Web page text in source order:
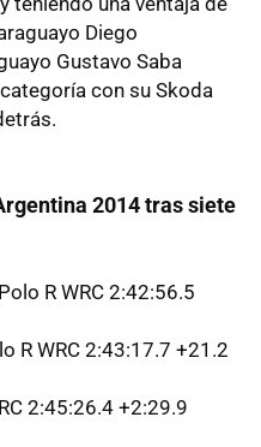
Diego
Gustavo Saba
con su Skoda
2014 tras siete
R WRC 2:42:56.5
R WRC 2:43:17.7 +21.2
2:45:26.4 +2:29.9